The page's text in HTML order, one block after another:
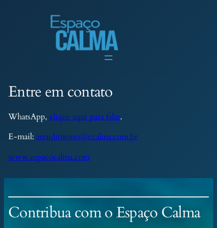
Entre em contato
WhatsApp, clique aqui para falar.
E-mail: atendimento@ecalma.com.br
www.espacocalma.com
Contribua com o Espaço Calma